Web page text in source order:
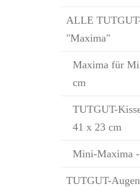
ALLE
"Maxima"
Maxima für
cm
TUTGUT-
41 x 23 cm
Mini-Maxima
TUTGUT-